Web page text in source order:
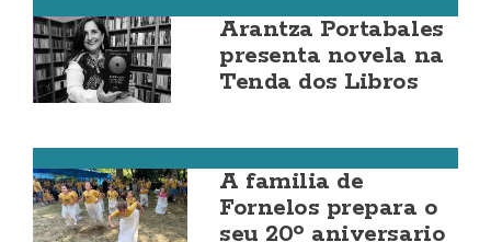
Arantza Portabales
presenta novela na
Tenda dos Libros
A familia de
Fornelos prepara o
seu 20º aniversario